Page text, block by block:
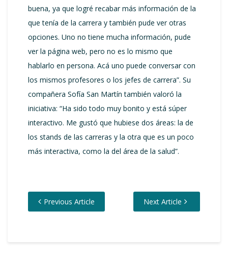
buena, ya que logré recabar más información de la
que tenía de la carrera y también pude ver otras
opciones. Uno no tiene mucha información, pude
ver la página web, pero no es lo mismo que
hablarlo en persona. Acá uno puede conversar con
los mismos profesores o los jefes de carrera”. Su
compañera Sofía San Martín también valoró la
iniciativa: “Ha sido todo muy bonito y está súper
interactivo. Me gustó que hubiese dos áreas: la de
los stands de las carreras y la otra que es un poco
más interactiva, como la del área de la salud”.
Previous Article Next Article